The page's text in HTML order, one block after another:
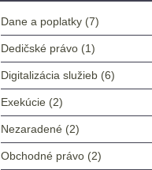
Dane a poplatky (7)
Dedičské právo (1)
Digitalizácia služieb (6)
Exekúcie (2)
Nezaradené (2)
Obchodné právo (2)